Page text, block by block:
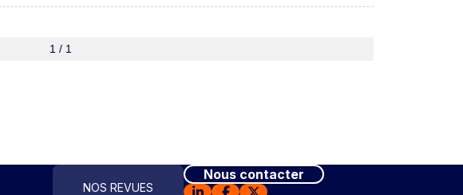
1 / 1
NOS REVUES
Nous contacter